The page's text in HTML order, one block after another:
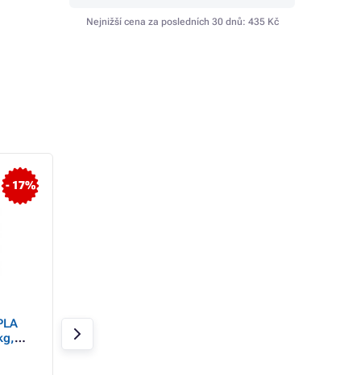
Nejnižší cena za posledních 30 dnů: 435 Kč
- 17%
struna (filament) PLA
PLUS, 1, 75mm, 1kg,
zlatá metalická